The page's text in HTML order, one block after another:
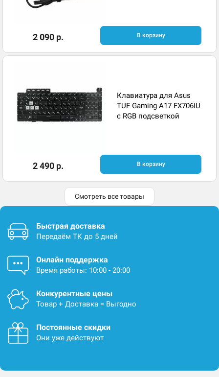
2 090 р. В корзину
Клавиатура для Asus
TUF Gaming A17 FX706IU
с RGB подсветкой
2 490 р. В корзину
Смотреть все товары
Быстрая доставка
Передаём ТК до 5 дней
Онлайн поддержка
Время работы: 10:00 - 20:00
Конкурентные цены
Товар + Доставка = Выгодно
Постоянные скидки
Они уже действуют